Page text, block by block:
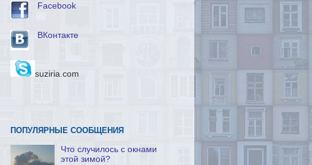
Facebook
ВКонтакте
suziria.com
ПОПУЛЯРНЫЕ СООБЩЕНИЯ
Что случилось с окнами
этой зимой?